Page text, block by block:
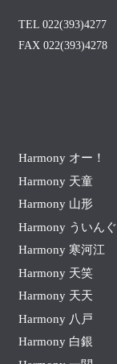
TEL 022(393)4277
FAX 022(393)4278
Harmony オー！
Harmony 天童
Harmony 山形
Harmony ういんぐ
Harmony 寒河江
Harmony 天笑
Harmony 天天
Harmony 八戸
Harmony 白銀